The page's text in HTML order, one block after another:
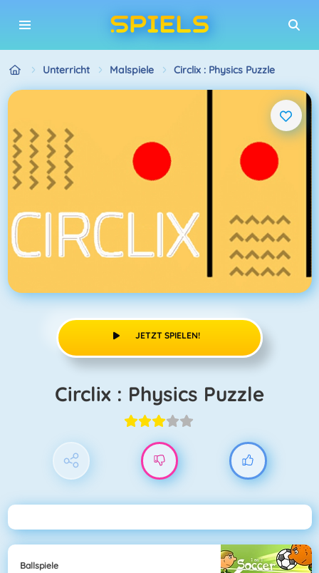
Unterricht Malspiele Circlix : Physics Puzzle
JETZT SPIELEN!
Circlix : Physics Puzzle
Ballspiele